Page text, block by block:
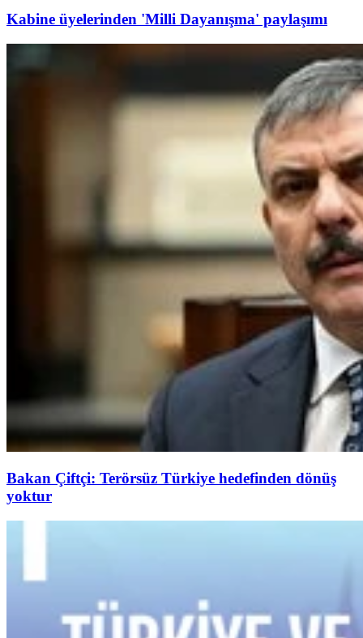
Kabine üyelerinden 'Milli Dayanışma' paylaşımı
Bakan Çiftçi: Terörsüz Türkiye hedefinden dönüş
yoktur